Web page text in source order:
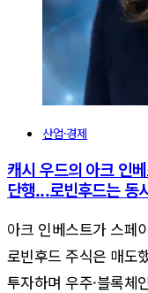
산업·경제
캐시 우드의 아크 인
단행...로빈후드는 동
아크 인베스트가 스페
로빈후드 주식은 매도
투자하며 우주·블록체